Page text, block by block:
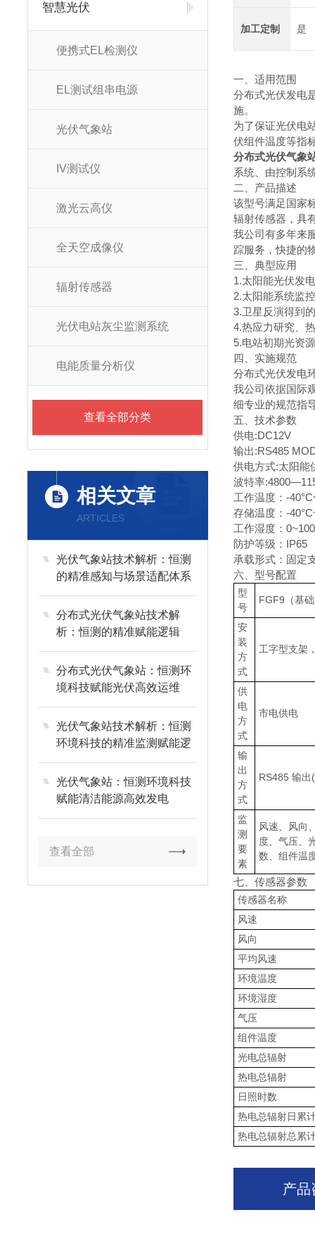
智慧光伏
便携式EL检测仪
EL测试组串电源
光伏气象站
IV测试仪
激光云高仪
全天空成像仪
辐射传感器
光伏电站灰尘监测系统
电能质量分析仪
查看全部分类
相关文章
ARTICLES
光伏气象站技术解析：恒测
的精准感知与场景适配体系
分布式光伏气象站技术解
析：恒测的精准赋能逻辑
分布式光伏气象站：恒测环
境科技赋能光伏高效运维
光伏气象站技术解析：恒测
环境科技的精准监测赋能逻
辑
光伏气象站：恒测环境科技
赋能清洁能源高效发电
查看全部
加工定制 是
一、适用范围
分布式光伏发电
施。
为了保证光伏电
伏组件温度等指
分布式光伏气象
系统、由控制系
二、产品描述
该型号满足国家
辐射传感器，具
我公司有多年来
踪服务，快捷的
三、典型应用
1.太阳能光伏发
2.太阳能系统监
3.卫星反演得到
4.热应力研究、
5.电站初期光资
四、实施规范
分布式光伏发电
我公司依据国际
细专业的规范指
五、技术参数
供电:DC12V
输出:RS485
供电方式:太阳能
波特率
工作温度：-
存储温度：-
工作湿度：
防护等级：IP65
承载形式：固定
六、型号配置
型
号
FGF9（基
安
装
方
式
工字型支架
供
电
方
式
市电供电
输
出
方
式
RS485 输出
监
测
要
素
风速、风向
度、气压、
数、组件温
七、传感器参数
传感器名称
风速
风向
平均风速
环境温度
环境湿度
气压
组件温度
光电总辐射
热电总辐射
日照时数
热电总辐射日累
热电总辐射总累
产品